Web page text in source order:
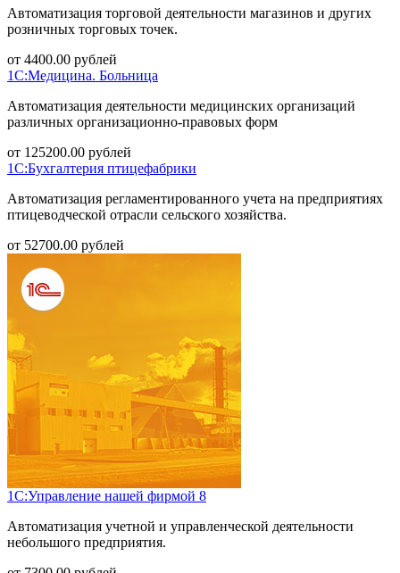
Автоматизация торговой деятельности магазинов и других
розничных торговых точек.
от 4400.00 рублей
1С:Медицина. Больница
Автоматизация деятельности медицинских организаций
различных организационно-правовых форм
от 125200.00 рублей
1С:Бухгалтерия птицефабрики
Автоматизация регламентированного учета на предприятиях
птицеводческой отрасли сельского хозяйства.
от 52700.00 рублей
1С:Управление нашей фирмой 8
Автоматизация учетной и управленческой деятельности
небольшого предприятия.